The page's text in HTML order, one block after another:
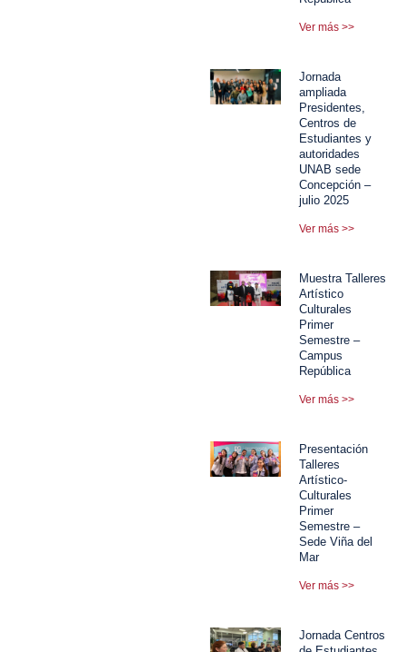
Ver más >>
Jornada
ampliada
Presidentes,
Centros de
Estudiantes y
autoridades
UNAB sede
Concepción –
julio 2025
Ver más >>
Muestra Talleres
Artístico
Culturales
Primer
Semestre –
Campus
República
Ver más >>
Presentación
Talleres
Artístico-
Culturales
Primer
Semestre –
Sede Viña del
Mar
Ver más >>
Jornada Centros